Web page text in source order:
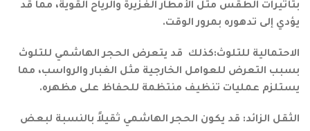
بتأثيرات الطقس مثل الأمطار الغزيرة والرياح القوية، مما قد
يؤدي إلى تدهوره بمرور الوقت.
الاحتمالية للتلوث:كذلك قد يتعرض الحجر الهاشمي للتلوث
بسبب التعرض للعوامل الخارجية مثل الغبار والرواسب، مما
يستلزم عمليات تنظيف منتظمة للحفاظ على مظهره.
الثقل الزائد: قد يكون الحجر الهاشمي ثقيلاً بالنسبة لبعض